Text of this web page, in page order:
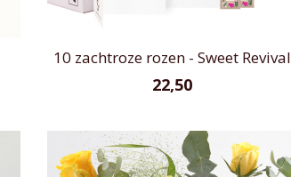
10 zachtroze rozen - Sweet Revival
22,50